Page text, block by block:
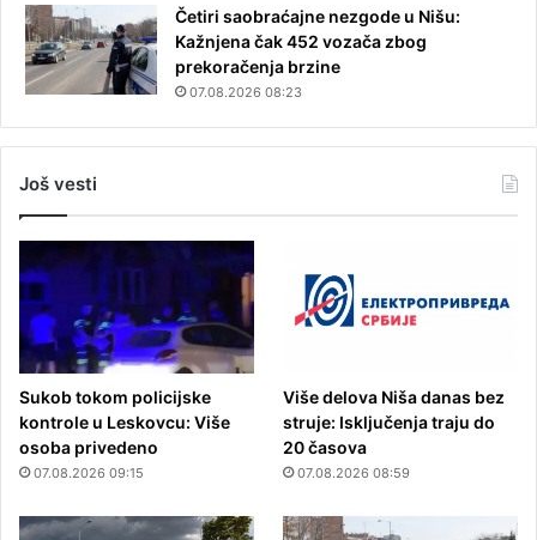
Četiri saobraćajne nezgode u Nišu:
Kažnjena čak 452 vozača zbog
prekoračenja brzine
07.08.2026 08:23
Još vesti
Sukob tokom policijske
kontrole u Leskovcu: Više
osoba privedeno
07.08.2026 09:15
Više delova Niša danas bez
struje: Isključenja traju do
20 časova
07.08.2026 08:59